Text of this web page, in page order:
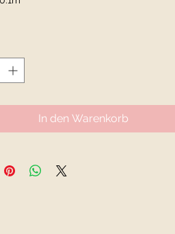
In den Warenkorb